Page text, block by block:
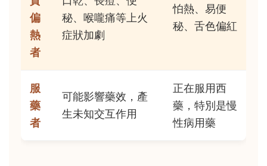
偏
熱
者
秘、喉嚨痛等上火
症狀加劇
怕熱、易便
秘、舌色偏紅
服
藥
者
可能影響藥效，產
生未知交互作用
正在服用西
藥，特別是慢
性病用藥